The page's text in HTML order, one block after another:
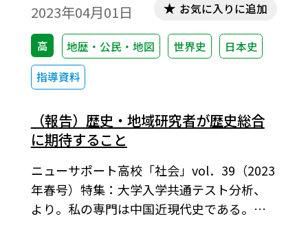
2023年04月01日
高 地歴・公民・地図 世界史
日本史
指導資料
お気に入りに追加
（報告）歴史・地域研究者が歴史総合
に期待すること
ニューサポート高校「社会」vol．39（2023
年春号）特集：大学入学共通テスト分析、
より。私の専門は中国近現代史である。こ